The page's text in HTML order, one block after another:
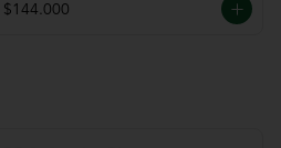
$144.000